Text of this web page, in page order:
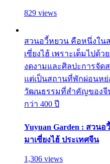
829 views
สวนอวี้หยวน คือหนึ่งใน
เซี่ยงไฮ้ เพราะเต็มไปด้
งดงามและศิลปะการจัด
แต่เป็นสถานที่พักผ่อนหย่
วัฒนธรรมที่สำคัญของจี
กว่า 400 ปี
Yuyuan Garden : สวน
มาเซี่ยงไฮ้ ประเทศจีน
1,306 views